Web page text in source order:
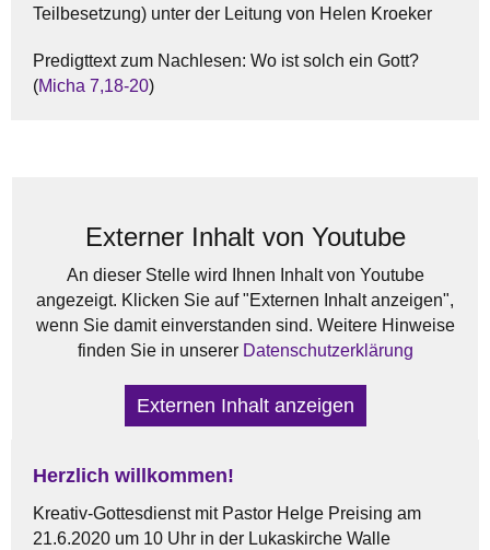
Teilbesetzung) unter der Leitung von Helen Kroeker
Predigttext zum Nachlesen: Wo ist solch ein Gott?
(Micha 7,18-20)
Externer Inhalt von Youtube
An dieser Stelle wird Ihnen Inhalt von Youtube
angezeigt. Klicken Sie auf "Externen Inhalt anzeigen",
wenn Sie damit einverstanden sind. Weitere Hinweise
finden Sie in unserer Datenschutzerklärung
Externen Inhalt anzeigen
Herzlich willkommen!
Kreativ-Gottesdienst mit Pastor Helge Preising am
21.6.2020 um 10 Uhr in der Lukaskirche Walle